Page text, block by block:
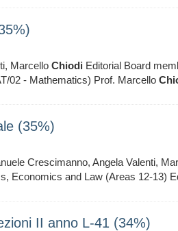
Marcello Chiodi Editorial Board
02 - Mathematics) Prof. Marcello
(35%)
Crescimanno, Angela Valenti,
Economics and Law (Areas 12-13)
II anno L-41 (34%)